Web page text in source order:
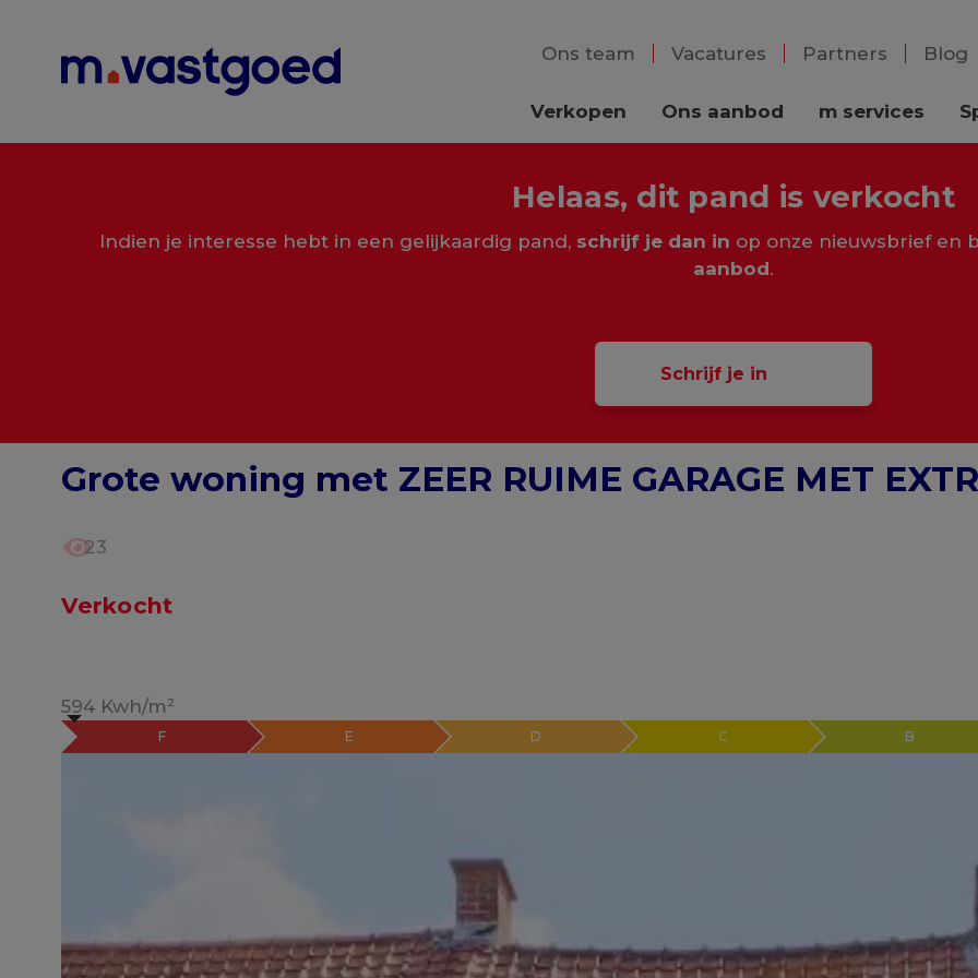
Ons team
Vacatures Partners Blog
Verkopen Ons aanbod m services
Helaas, dit pand is verkocht
Indien je interesse hebt in een gelijkaardig pand, schrijf je dan in op onze nieuwsbrief en
aanbod.
Schrijf je in
Grote woning met ZEER RUIME GARAGE MET
23
Verkocht
594 Kwh/m²
F E D C B